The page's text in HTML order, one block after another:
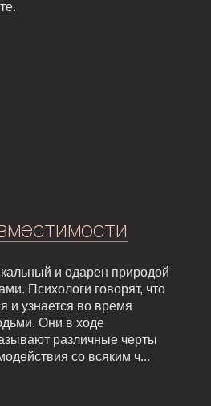
и одарен природой
Психологи говорят, что
и узнается во время
Они в ходе
различные черты
со всяким ч...